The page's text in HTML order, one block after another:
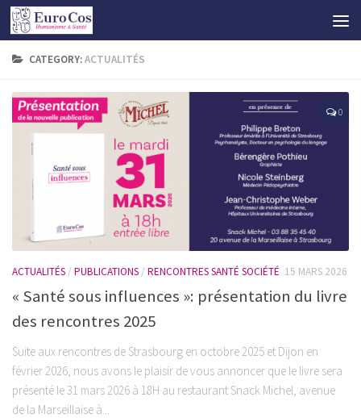
CATEGORY:ACTUALITÉS
0
ACTUALITÉS / PUBLICATIONS / RENCONTRES SANTÉ SOCIÉTÉ 15 MARS 2026
« Santé sous influences »: présentation du livre
des rencontres 2025
Suite aux rencontres de Strasbourg en octobre 2025 et Dijon en
février 2026, nous avons le plaisir de vous annoncer que le livre sera
présenté le 31 mars 2026 à 18H au restaurant Snack Michel, avenue
de la Marseillaise à...